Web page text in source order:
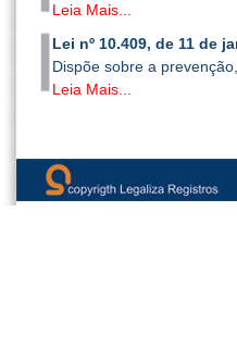
Leia Mais...
Lei nº 10.409, de 11 de
Dispõe sobre a
Leia Mais...